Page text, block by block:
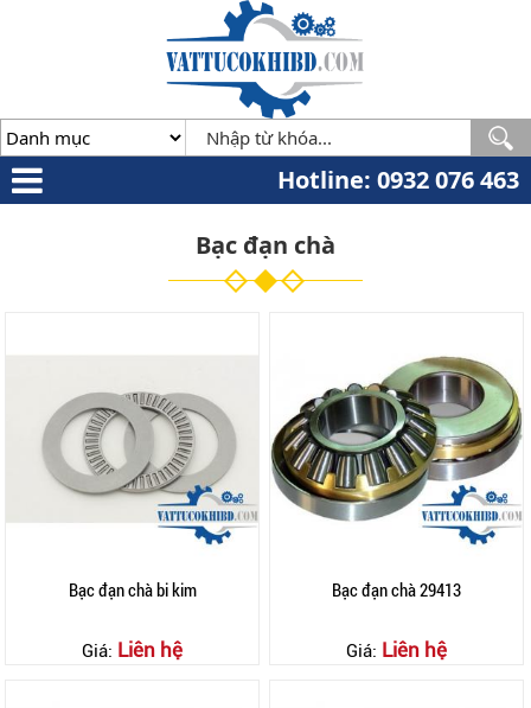
Hotline: 0932 076 463
Bạc đạn chà
Bạc đạn chà bi kim
Giá: Liên hệ
Bạc đạn chà 29413
Giá: Liên hệ
076
463